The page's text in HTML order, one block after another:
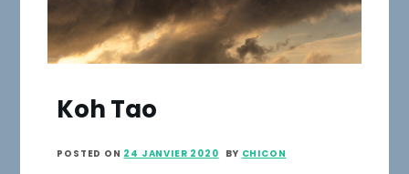
Koh Tao
POSTED ON 24 JANVIER 2020 BY CHICON